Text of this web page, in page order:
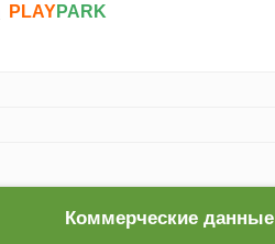
PLAYPARK
Коммерческие данные